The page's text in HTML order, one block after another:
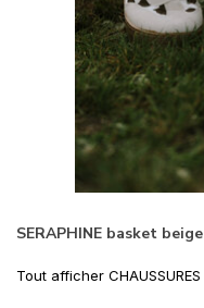
SERAPHINE basket beige
Tout afficher CHAUSSURES